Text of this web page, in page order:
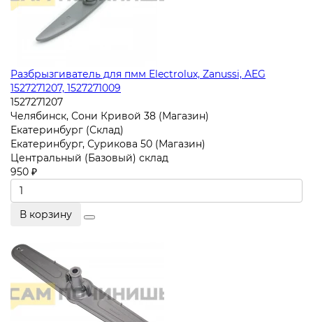
Разбрызгиватель для пмм Electrolux, Zanussi, AEG
1527271207, 1527271009
1527271207
Челябинск, Сони Кривой 38 (Магазин)
Екатеринбург (Склад)
Екатеринбург, Сурикова 50 (Магазин)
Центральный (Базовый) склад
950 ₽
В корзину